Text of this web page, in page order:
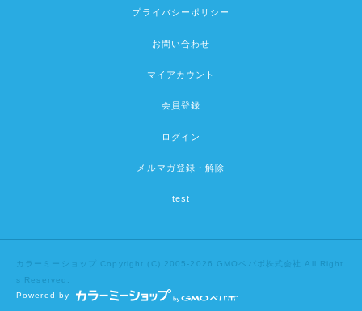
プライバシーポリシー
お問い合わせ
マイアカウント
会員登録
ログイン
メルマガ登録・解除
test
カラーミーショップ Copyright (C) 2005-2026 GMOペパボ株式会社
All Right
s Reserved.
Powered by